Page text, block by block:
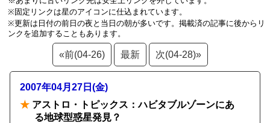
※固定リンクは星のアイコンに仕込まれています。
※更新は日付の前日の夜と当日の朝が多いです。掲載済の記事に後からリ
ンクを追加することもあります。
«前(04-26) 最新 次(04-28)»
2007年04月27日(金)
★ アストロ・トピックス：ハビタブルゾーンにあ
る地球型惑星発見？